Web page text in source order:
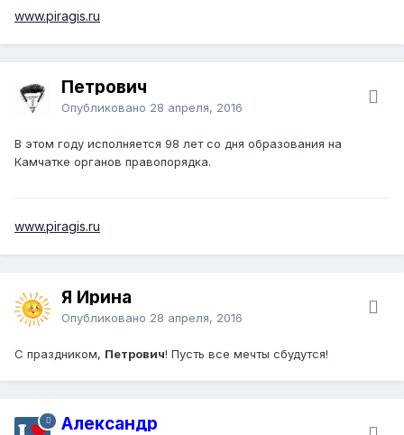
www.piragis.ru
Петрович
Опубликовано 28 апреля, 2016
В этом году исполняется 98 лет со дня образования на
Камчатке органов правопорядка.
www.piragis.ru
Я Ирина
Опубликовано 28 апреля, 2016
С праздником, Петрович! Пусть все мечты сбудутся!
Александр